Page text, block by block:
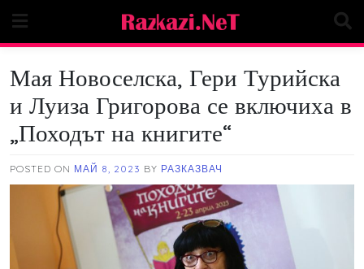
content
Мая Новоселска, Гери Турийска
и Луиза Григорова се включиха в
„Походът на книгите“
POSTED ON МАЙ 8, 2023 BY РАЗКАЗВАЧ